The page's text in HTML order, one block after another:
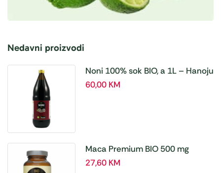
Nedavni proizvodi
Noni 100% sok BIO, a 1L – Hanoju
60,00 KM
Maca Premium BIO 500 mg
tablete, a180 tbl – Hanoju
27,60 KM